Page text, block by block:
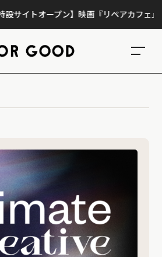
イトオープン】映画『リペアカフェ』、上